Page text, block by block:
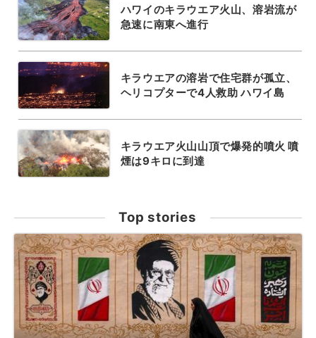
ハワイのキラウエア火山、溶岩流が
急速に南東へ進行
キラウエアの溶岩で住宅群が孤立、
ヘリコプターで4人救助 ハワイ島
キラウエア火山山頂で爆発的噴火 噴
煙は9キロに到達
Top stories